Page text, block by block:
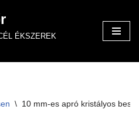
ÉKSZEREK
\ 10 mm-es apró kristályos